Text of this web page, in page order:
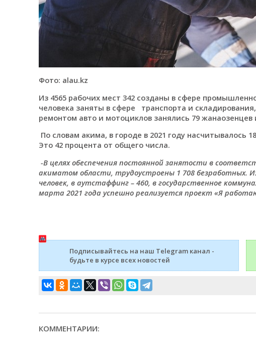
Фото: alau.kz
Из 4565 рабочих мест 342 созданы в сфере
человека заняты в сфере транспорта и
ремонтом авто и мотоциклов занялись 79 жанаозенцев
По словам акима, в городе в 2021 году насчитывалось
Это 42 процента от общего числа.
-В целях обеспечения постоянной занятости в
акиматом области, трудоустроены 1 708 безработных.
человек, в аутстаффинг – 460, в государственное
марта 2021 года успешно реализуется проект «Я
Подписывайтесь на наш Telegram канал -
будьте в курсе всех новостей
КОММЕНТАРИИ: